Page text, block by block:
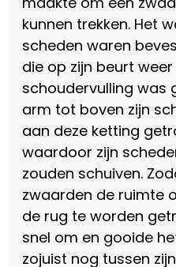
kunnen trekken. Het
scheden waren
die op zijn beurt
schoudervulling was
arm tot boven zijn
aan deze ketting
waardoor zijn
zouden schuiven.
zwaarden de ruimte
de rug te worden
snel om en gooide
zojuist nog tussen